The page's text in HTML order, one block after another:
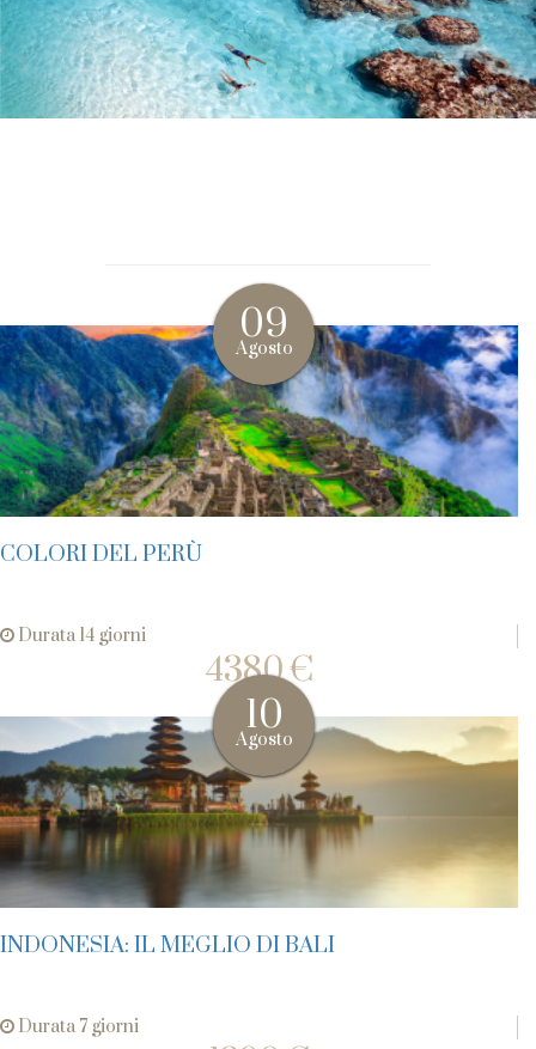
COLORI DEL PERÙ
Durata 14 giorni
4380 €
09
Agosto
INDONESIA: IL MEGLIO DI BALI
Durata 7 giorni
10
Agosto